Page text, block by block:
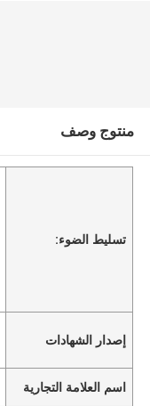
منتوج وصف
تسليط الضوء:
إصدار الشهادات
اسم العلامة التجارية